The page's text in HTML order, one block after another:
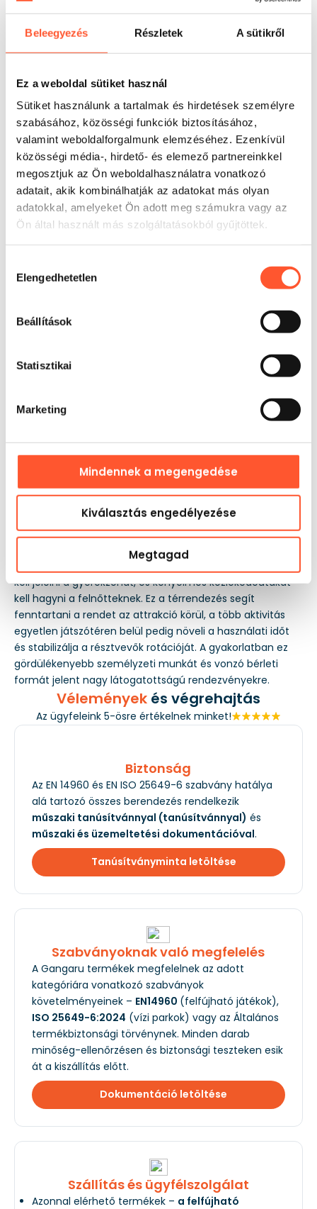
Beleegyezés Részletek A sütikről
Ez a weboldal sütiket használ
Sütiket használunk a tartalmak és hirdetések személyre
szabásához, közösségi funkciók biztosításához,
valamint weboldalforgalmunk elemzéséhez. Ezenkívül
közösségi média-, hirdető- és elemező partnereinkkel
megosztjuk az Ön weboldalhasználatra vonatkozó
adatait, akik kombinálhatják az adatokat más olyan
adatokkal, amelyeket Ön adott meg számukra vagy az
Ön által használt más szolgáltatásokból gyűjtöttek.
kiválasztása
Elengedhetetlen
Beállítások
Statisztikai
Marketing
Mindennek a megengedése
Kiválasztás engedélyezése
Megtagad
Kinek ajánlott?
fontos az attrakciók egyértelmű elhelyezése sétányok,
év feletti gyerekekhez és olyan megrendelésekhez illik,
amelyekben egyetlen szerkezetnek hosszú ideig kell
lekötnie a családok figyelmét. A EN14960 szabványnak
való megfelelés megkönnyíti az együttműködést
bevásárlóközpontokkal, önkormányzatokkal és
dokumentációt elváró szervezőkkel. A 3 éves garancia
nagyobb költségkiszámíthatóságot ad az intenzív
szezonban.
Felhasználás
Piknikeken, falunapokon, szállodák mellett és nagy
csarnokokban működik a legjobban, ahol jól láthatóan ki
kell jelölni a gyerekzónát, és kényelmes közlekedőutakat
kell hagyni a felnőtteknek. Ez a térrendezés segít
fenntartani a rendet az attrakció körül, a több aktivitás
egyetlen játszótéren belül pedig növeli a használati időt
és stabilizálja a résztvevők rotációját. A gyakorlatban ez
gördülékenyebb személyzeti munkát és vonzó bérleti
formát jelent nagy látogatottságú rendezvényekre.
Vélemények és végrehajtás
Az ügyfeleink 5-ösre értékelnek minket!
Biztonság
Az EN 14960 és EN ISO 25649-6 szabvány hatálya
alá tartozó összes berendezés rendelkezik
műszaki tanúsítvánnyal (tanúsítvánnyal) és
műszaki és üzemeltetési dokumentációval.
Tanúsítványminta letöltése
Szabványoknak való megfelelés
A Gangaru termékek megfelelnek az adott
kategóriára vonatkozó szabványok
követelményeinek – EN14960 (felfújható játékok),
ISO 25649-6:2024 (vízi parkok) vagy az Általános
termékbiztonsági törvénynek. Minden darab
minőség-ellenőrzésen és biztonsági teszteken esik
át a kiszállítás előtt.
Dokumentáció letöltése
Szállítás és ügyfélszolgálat
Azonnal elérhető termékek – a felfújható